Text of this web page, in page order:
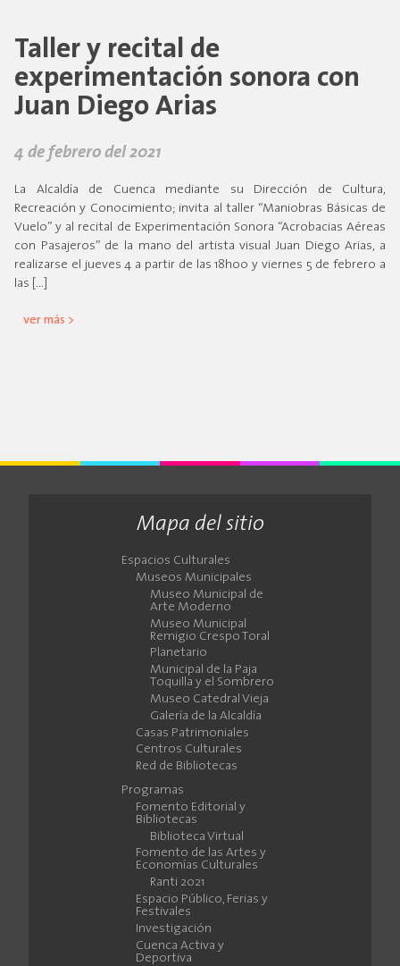
Taller y recital de
experimentación sonora con
Juan Diego Arias
4 de febrero del 2021
La Alcaldía de Cuenca mediante su Dirección de Cultura,
Recreación y Conocimiento; invita al taller “Maniobras Básicas de
Vuelo” y al recital de Experimentación Sonora “Acrobacias Aéreas
con Pasajeros” de la mano del artista visual Juan Diego Arias, a
realizarse el jueves 4 a partir de las 18h00 y viernes 5 de febrero a
las […]
ver más >
Mapa del sitio
Espacios Culturales
Museos Municipales
Museo Municipal de
Arte Moderno
Museo Municipal
Remigio Crespo Toral
Planetario
Municipal de la Paja
Toquilla y el Sombrero
Museo Catedral Vieja
Galería de la Alcaldía
Casas Patrimoniales
Centros Culturales
Red de Bibliotecas
Programas
Fomento Editorial y
Bibliotecas
Biblioteca Virtual
Fomento de las Artes y
Economías Culturales
Ranti 2021
Espacio Público, Ferias y
Festivales
Investigación
Cuenca Activa y
Deportiva